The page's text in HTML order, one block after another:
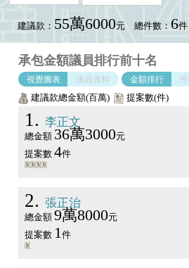
建議款： 55萬6000元 總件數： 6件
承包金額議員排行前十名
視覺圖表 議員資料 金額排行
建議款總金額(百萬) 提案數(件)
1 李正文
總金額 36萬3000元
提案數 4件
2 張正治
總金額 9萬8000元
提案數 1件